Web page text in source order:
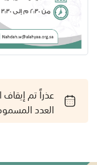
عذراً تم
العدد